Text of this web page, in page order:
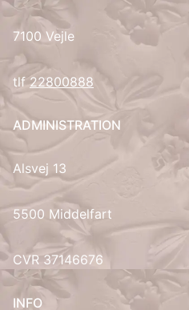
7100 Vejle
tlf22800888
ADMINISTRATION
Alsvej 13
5500 Middelfart
CVR 37146676
INFO